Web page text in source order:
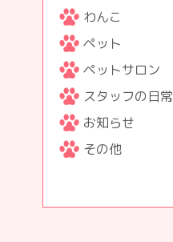
わんこ
ペット
ペットサロン
スタッフの日常
お知らせ
その他